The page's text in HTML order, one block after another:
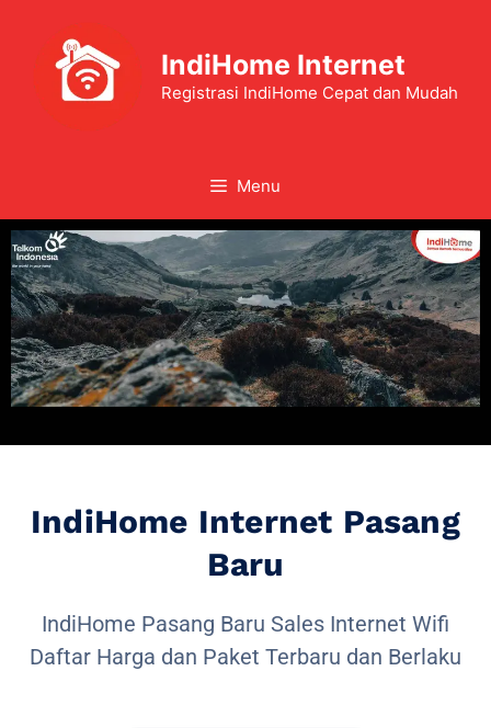
IndiHome Internet
Registrasi IndiHome Cepat dan Mudah
Menu
IndiHome Internet Pasang
Baru
IndiHome Pasang Baru Sales Internet Wifi
Daftar Harga dan Paket Terbaru dan Berlaku